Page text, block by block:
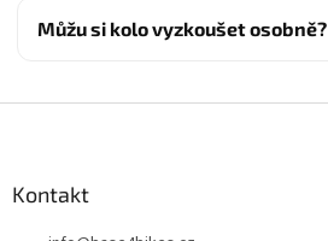
Můžu si kolo vyzkoušet osobně?
Kontakt